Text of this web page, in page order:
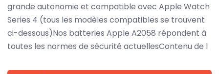
grande autonomie et compatible avec Apple Watch
Series 4 (tous les modèles compatibles se trouvent
ci-dessous)Nos batteries Apple A2058 répondent à
toutes les normes de sécurité actuellesContenu de l